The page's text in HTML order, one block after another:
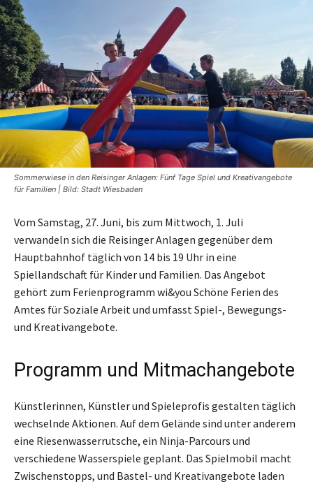
Sommerwiese in den Reisinger Anlagen: Fünf Tage Spiel und Kreativangebote
für Familien | Bild: Stadt Wiesbaden
Vom Samstag, 27. Juni, bis zum Mittwoch, 1. Juli
verwandeln sich die Reisinger Anlagen gegenüber dem
Hauptbahnhof täglich von 14 bis 19 Uhr in eine
Spiellandschaft für Kinder und Familien. Das Angebot
gehört zum Ferienprogramm wi&you Schöne Ferien des
Amtes für Soziale Arbeit und umfasst Spiel-, Bewegungs-
und Kreativangebote.
Programm und Mitmachangebote
Künstlerinnen, Künstler und Spieleprofis gestalten täglich
wechselnde Aktionen. Auf dem Gelände sind unter anderem
eine Riesenwasserrutsche, ein Ninja-Parcours und
verschiedene Wasserspiele geplant. Das Spielmobil macht
Zwischenstopps, und Bastel- und Kreativangebote laden